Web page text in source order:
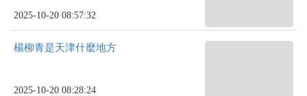
2025-10-20 08:57:32
楊柳青是天津什麼地方
2025-10-20 08:28:24